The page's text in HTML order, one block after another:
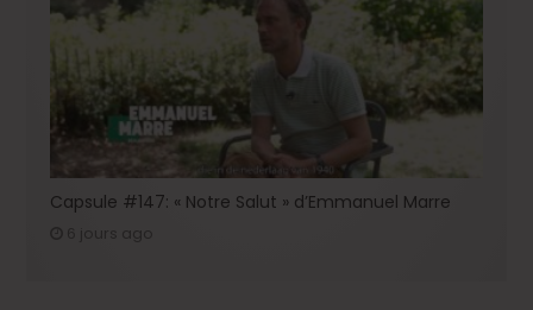
Capsule #147: « Notre Salut » d’Emmanuel Marre